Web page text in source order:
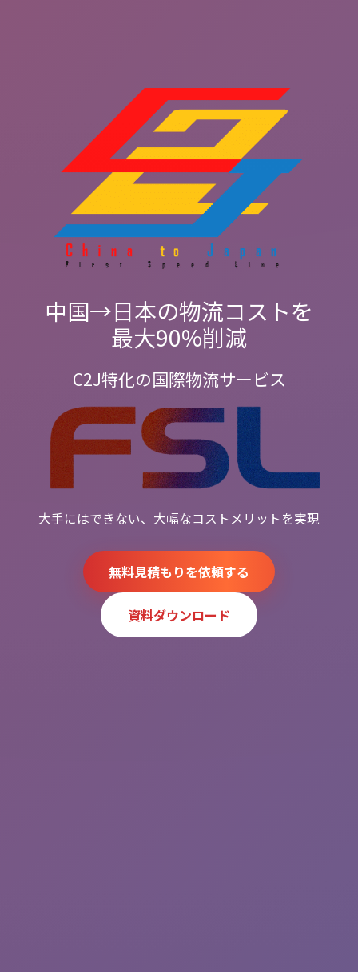
中国→日本の物流コストを
最大90%削減
C2J特化の国際物流サービス
大手にはできない、大幅なコストメリットを実現
無料見積もりを依頼する
資料ダウンロード